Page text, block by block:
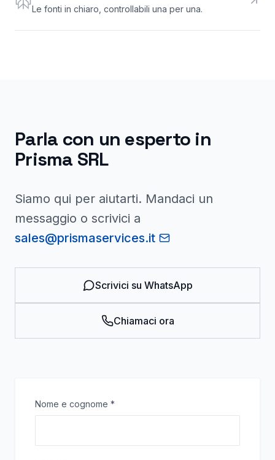
Le fonti in chiaro, controllabili una per una.
Parla con un esperto in
Prisma SRL
Siamo qui per aiutarti. Mandaci un
messaggio o scrivici a
sales@prismaservices.it
Scrivici su WhatsApp
Chiamaci ora
Nome e cognome *